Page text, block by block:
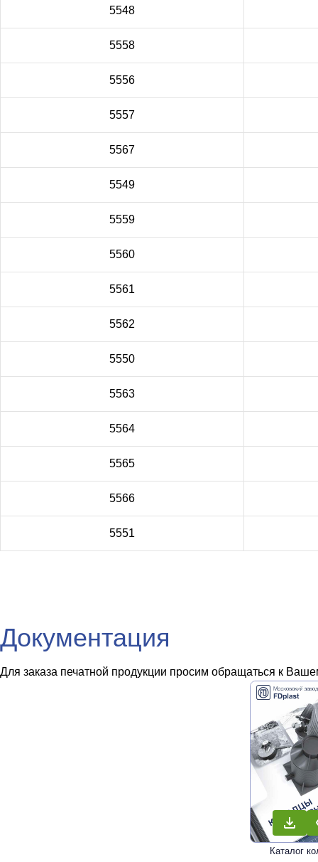
5548
5558
5556
5557
5567
5549
5559
5560
5561
5562
5550
5563
5564
5565
5566
5551
Документация
Для заказа печатной продукции просим обращаться к
Каталог